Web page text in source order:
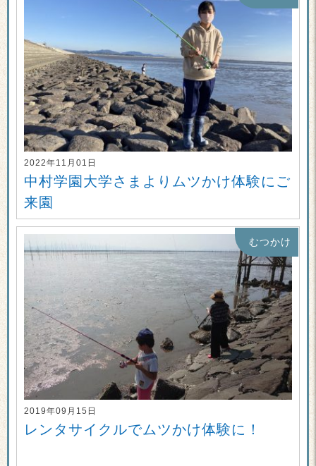
2022年11月01日
中村学園大学さまよりムツかけ体験にご
来園
むつかけ
2019年09月15日
レンタサイクルでムツかけ体験に！